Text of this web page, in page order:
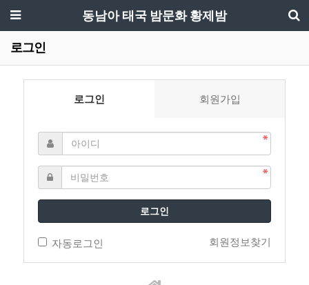
동남아 태국 밤문화 황제밤
로그인
로그인 회원가입
로그인
자동로그인 회원정보찾기